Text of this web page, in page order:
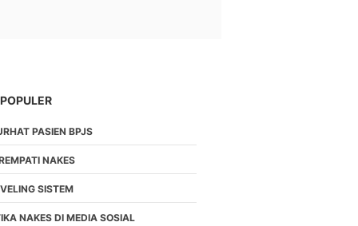
PASIEN BPJS
NAKES
SISTEM
NAKES DI MEDIA SOSIAL